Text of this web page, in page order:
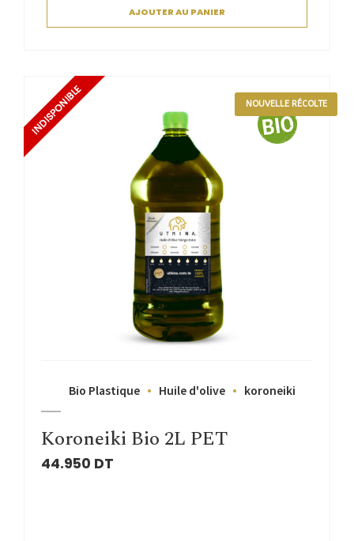
AJOUTER AU PANIER
NOUVELLE RÉCOLTE
Bio Plastique Huile d'olive koroneiki
Koroneiki Bio 2L PET
44.950 DT